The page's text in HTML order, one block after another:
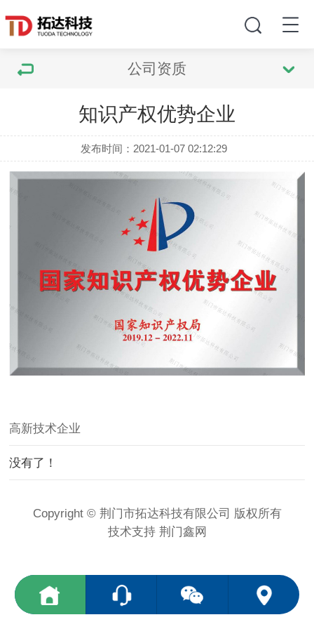
公司资质
知识产权优势企业
发布时间：2021-01-07 02:12:29
高新技术企业
没有了！
Copyright © 荆门市拓达科技有限公司 版权所有
技术支持 荆门鑫网